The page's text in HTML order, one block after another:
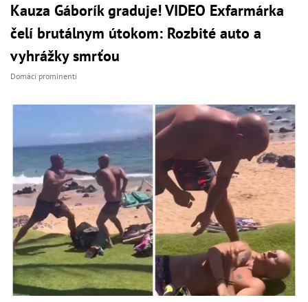
Kauza Gáborík graduje! VIDEO Exfarmárka
čelí brutálnym útokom: Rozbité auto a
vyhrážky smrťou
Domáci prominenti